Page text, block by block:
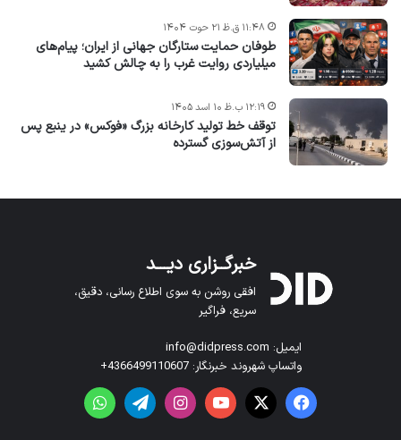
طوفان حمایت ستارگان جهانی از ایران؛ پیام‌های
میلیاردی روایت غرب را به چالش کشید
۱۱:۴۸ ق.ظ ۲۱ حوت ۱۴۰۴
توقف خط تولید کارخانه بزرگ «فوکس» در ینبع پس
از آتش‌سوزی گسترده
۱۲:۱۹ ب.ظ ۱۰ اسد ۱۴۰۵
خبرگــزاری دیـــد
افقی روشن به سوی اطلاع رسانی، دقیق،
سریع، فراگیر
ایمیل: info@didpress.com
واتساپ شهروند خبرنگار: 4366499110607+
فیس بوک X یوتیوباینستاگرامتلگرامواتس آپ